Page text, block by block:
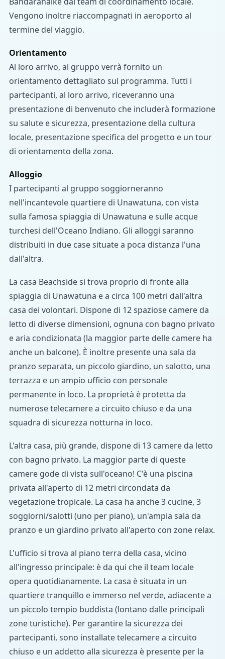
Vengono inoltre riaccompagnati in aeroporto al
termine del viaggio.
Orientamento
Al loro arrivo, al gruppo verrà fornito un
orientamento dettagliato sul programma. Tutti i
partecipanti, al loro arrivo, riceveranno una
presentazione di benvenuto che includerà formazione
su salute e sicurezza, presentazione della cultura
locale, presentazione specifica del progetto e un tour
di orientamento della zona.
Alloggio
I partecipanti al gruppo soggiorneranno
nell'incantevole quartiere di Unawatuna, con vista
sulla famosa spiaggia di Unawatuna e sulle acque
turchesi dell'Oceano Indiano. Gli alloggi saranno
distribuiti in due case situate a poca distanza l'una
dall'altra.
La casa Beachside si trova proprio di fronte alla
spiaggia di Unawatuna e a circa 100 metri dall'altra
casa dei volontari. Dispone di 12 spaziose camere da
letto di diverse dimensioni, ognuna con bagno privato
e aria condizionata (la maggior parte delle camere ha
anche un balcone). È inoltre presente una sala da
pranzo separata, un piccolo giardino, un salotto, una
terrazza e un ampio ufficio con personale
permanente in loco. La proprietà è protetta da
numerose telecamere a circuito chiuso e da una
squadra di sicurezza notturna in loco.
L'altra casa, più grande, dispone di 13 camere da letto
con bagno privato. La maggior parte di queste
camere gode di vista sull'oceano! C'è una piscina
privata all'aperto di 12 metri circondata da
vegetazione tropicale. La casa ha anche 3 cucine, 3
soggiorni/salotti (uno per piano), un'ampia sala da
pranzo e un giardino privato all'aperto con zone relax.
L'ufficio si trova al piano terra della casa, vicino
all'ingresso principale: è da qui che il team locale
opera quotidianamente. La casa è situata in un
quartiere tranquillo e immerso nel verde, adiacente a
un piccolo tempio buddista (lontano dalle principali
zone turistiche). Per garantire la sicurezza dei
partecipanti, sono installate telecamere a circuito
chiuso e un addetto alla sicurezza è presente per la